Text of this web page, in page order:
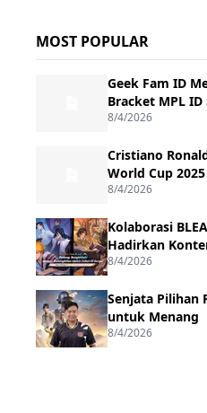
MOST POPULAR
Geek Fam ID
Bracket MPL ID
8/4/2026
Cristiano
World Cup 2025
8/4/2026
Kolaborasi
Hadirkan
8/4/2026
Senjata Pilihan
untuk Menang
8/4/2026